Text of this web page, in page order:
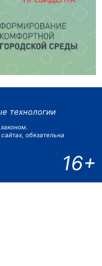
технологии
обязательна
16+